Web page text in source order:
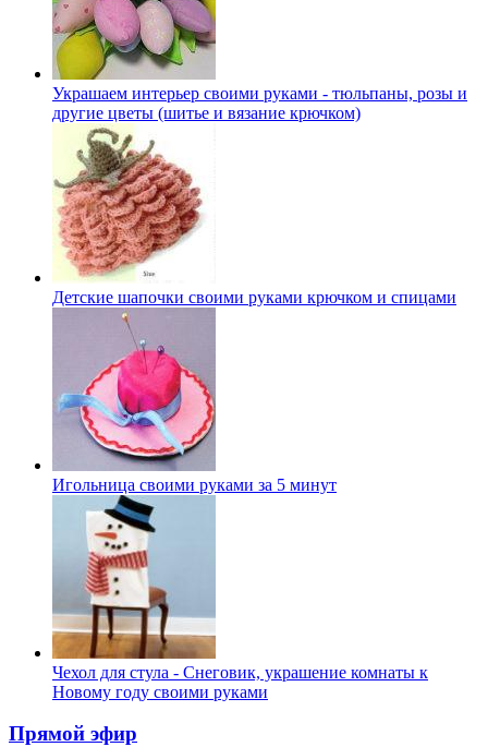
Украшаем интерьер своими руками - тюльпаны, розы и
другие цветы (шитье и вязание крючком)
Детские шапочки своими руками крючком и спицами
Игольница своими руками за 5 минут
Чехол для стула - Снеговик, украшение комнаты к
Новому году своими руками
Прямой эфир